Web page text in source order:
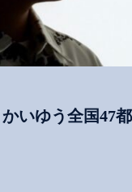
いゆう全国47